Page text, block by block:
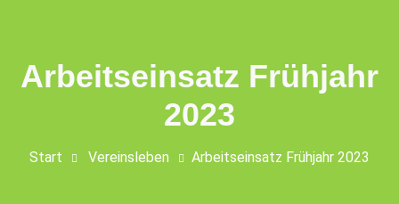
Arbeitseinsatz Frühjahr
2023
Start Vereinsleben Arbeitseinsatz Frühjahr 2023